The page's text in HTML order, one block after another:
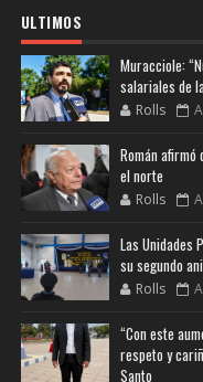
ULTIMOS
Muracciole:
salariales de
Rolls
Román
el norte
Rolls
Las Unidades
su segundo
Rolls
“Con este
respeto y
Santo